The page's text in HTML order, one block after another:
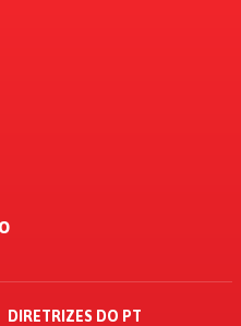
DIRETRIZES DO PT